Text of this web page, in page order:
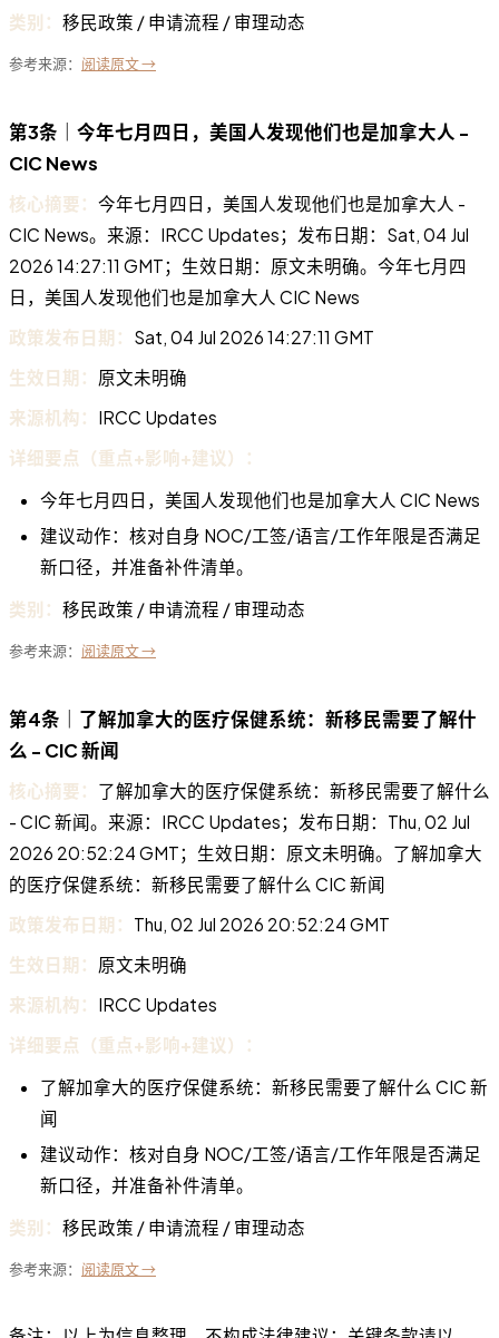
类别： 移民政策 / 申请流程 / 审理动态
参考来源： 阅读原文 →
第3条｜今年七月四日，美国人发现他们也是加拿大人 -
CIC News
核心摘要： 今年七月四日，美国人发现他们也是加拿大人 -
CIC News。来源：IRCC Updates；发布日期：Sat, 04 Jul
2026 14:27:11 GMT；生效日期：原文未明确。今年七月四
日，美国人发现他们也是加拿大人 CIC News
政策发布日期： Sat, 04 Jul 2026 14:27:11 GMT
生效日期： 原文未明确
来源机构： IRCC Updates
详细要点（重点+影响+建议）：
今年七月四日，美国人发现他们也是加拿大人 CIC News
建议动作：核对自身 NOC/工签/语言/工作年限是否满足
新口径，并准备补件清单。
类别： 移民政策 / 申请流程 / 审理动态
参考来源： 阅读原文 →
第4条｜了解加拿大的医疗保健系统：新移民需要了解什
么 - CIC 新闻
核心摘要： 了解加拿大的医疗保健系统：新移民需要了解什么
- CIC 新闻。来源：IRCC Updates；发布日期：Thu, 02 Jul
2026 20:52:24 GMT；生效日期：原文未明确。了解加拿大
的医疗保健系统：新移民需要了解什么 CIC 新闻
政策发布日期： Thu, 02 Jul 2026 20:52:24 GMT
生效日期： 原文未明确
来源机构： IRCC Updates
详细要点（重点+影响+建议）：
了解加拿大的医疗保健系统：新移民需要了解什么 CIC 新
闻
建议动作：核对自身 NOC/工签/语言/工作年限是否满足
新口径，并准备补件清单。
类别： 移民政策 / 申请流程 / 审理动态
参考来源： 阅读原文 →